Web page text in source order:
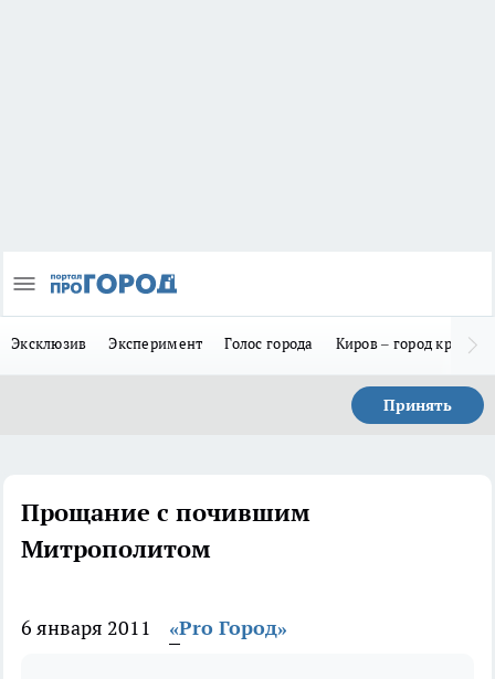
Эксклюзив Эксперимент Голос города Киров – город
Принять
Прощание с почившим
Митрополитом
6 января 2011 «Pro Город»